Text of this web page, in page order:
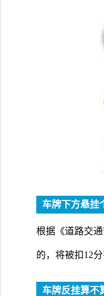
车牌下方悬挂
根据《道路交
的，将被扣12
车牌反挂算不